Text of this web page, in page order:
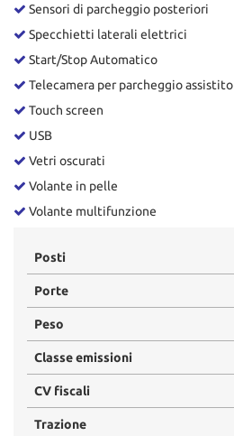
Sensori di parcheggio posteriori
Specchietti laterali elettrici
Start/Stop Automatico
Telecamera per parcheggio assistito
Touch screen
USB
Vetri oscurati
Volante in pelle
Volante multifunzione
Posti
Porte
Peso
Classe emissioni
CV fiscali
Trazione